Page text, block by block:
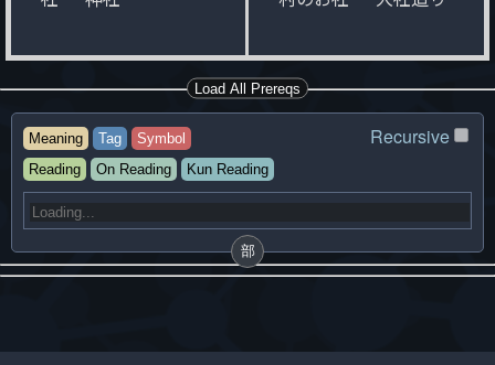
Load All Prereqs
Recursive
Meaning Tag
Symbol
Reading
On Reading Kun Reading
部